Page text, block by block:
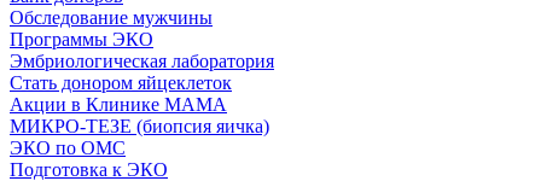
Обследование мужчины
Программы ЭКО
Эмбриологическая лаборатория
Стать донором яйцеклеток
Акции в Клинике МАМА
МИКРО-ТЕЗЕ (биопсия яичка)
ЭКО по ОМС
Подготовка к ЭКО